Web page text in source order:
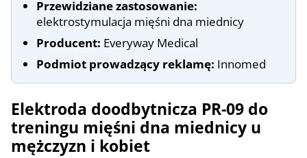
Przewidziane zastosowanie:
elektrostymulacja mięśni dna miednicy
Producent: Everyway Medical
Podmiot prowadzący reklamę: Innomed
Elektroda doodbytnicza PR-09 do
treningu mięśni dna miednicy u
mężczyzn i kobiet